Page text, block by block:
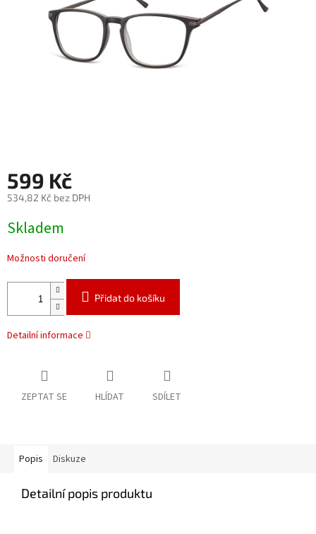
599 Kč
534,82 Kč bez DPH
cena:
Skladem
Možnosti doručení
Přidat do košíku
Detailní informace
ZEPTAT SE HLÍDAT SDÍLET
Popis Diskuze
Detailní popis produktu